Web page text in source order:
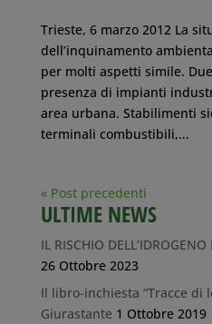
Trieste, 6 marzo 2012 La
dell’inquinamento
per molti aspetti simile.
presenza di impianti
area urbana. Stabilimenti
terminali combustibili,...
« Post precedenti
ULTIME NEWS
IL RISCHIO
26 Ottobre 2023
Il libro-inchiesta “Tracce di
Giurastante 1 Ottobre 2019